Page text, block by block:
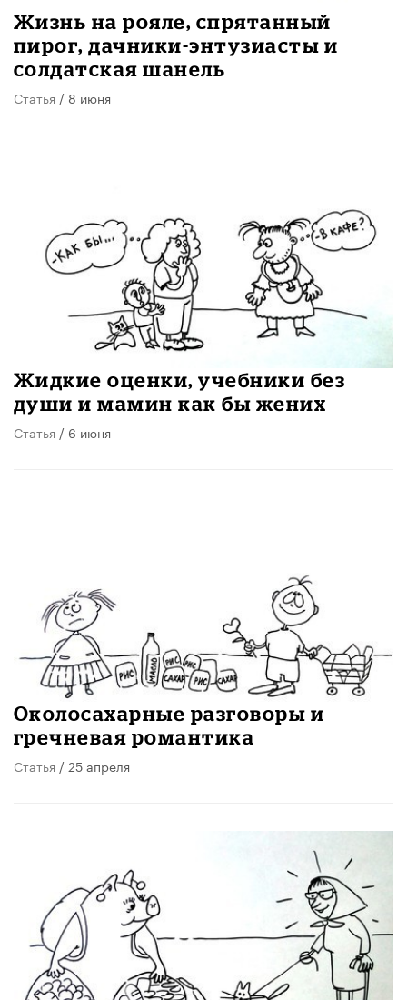
Жизнь на рояле, спрятанный
пирог, дачники-энтузиасты и
солдатская шанель
Статья / 8 июня
Жидкие оценки, учебники без
души и мамин как бы жених
Статья / 6 июня
Околосахарные разговоры и
гречневая романтика
Статья / 25 апреля